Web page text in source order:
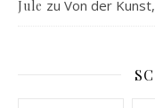
Jule zu Von der